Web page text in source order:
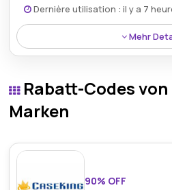
Dernière utilisation : il y a 7
Mehr
Geschäftshotels bei Premier
wirtschaftlicher werden, ohne
Komfort zu verzichten.
Rabatt-Codes
Marken
90% OFF